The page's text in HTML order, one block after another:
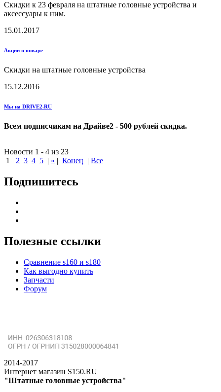
Скидки к 23 февраля на штатные головные устройства и
аксессуары к ним.
15.01.2017
Акции в январе
Скидки на штатные головные устройства
15.12.2016
Мы на DRIVE2.RU
Всем подписчикам на Драйве2 - 500 рублей скидка.
Новости 1 - 4 из 23
1
2 3 4 5 | » | Конец | Все
Подпишитесь
Полезные ссылки
Сравнение s160 и s180
Как выгодно купить
Запчасти
Форум
2014-2017
Интернет магазин S150.RU
"Штатные головные устройства"